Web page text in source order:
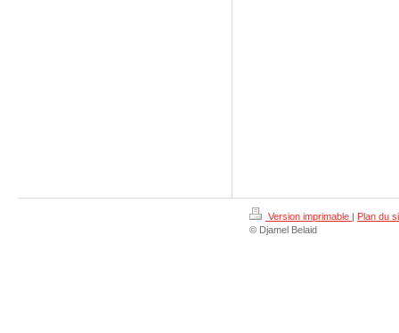
Version imprimable | Plan du
© Djamel Belaid